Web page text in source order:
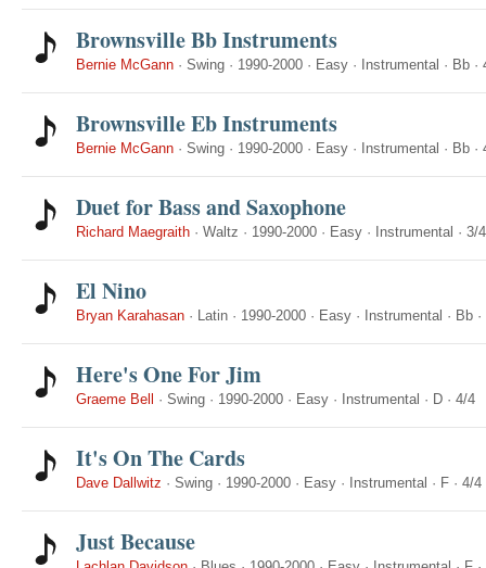
Brownsville Bb Instruments
Bernie McGann · Swing · 1990-2000 · Easy · Instrumental · Bb ·
Brownsville Eb Instruments
Bernie McGann · Swing · 1990-2000 · Easy · Instrumental · Bb ·
Duet for Bass and Saxophone
Richard Maegraith · Waltz · 1990-2000 · Easy · Instrumental · 3/4
El Nino
Bryan Karahasan · Latin · 1990-2000 · Easy · Instrumental · Bb ·
Here's One For Jim
Graeme Bell · Swing · 1990-2000 · Easy · Instrumental · D · 4/4
It's On The Cards
Dave Dallwitz · Swing · 1990-2000 · Easy · Instrumental · F · 4/4
Just Because